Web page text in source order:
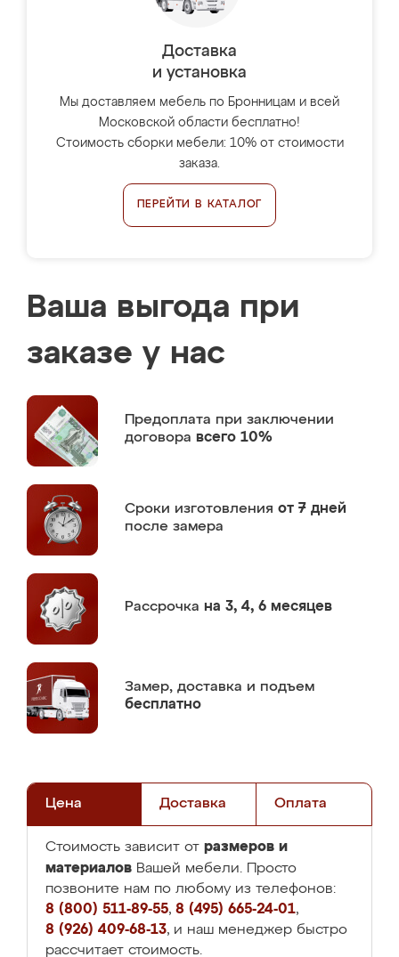
Доставка
и установка
Мы доставляем мебель по Бронницам и всей
Московской области бесплатно!
Стоимость сборки мебели: 10% от стоимости
заказа.
ПЕРЕЙТИ В КАТАЛОГ
Ваша выгода при
заказе у нас
Предоплата при заключении
договора всего 10%
Сроки изготовления от 7 дней
после замера
Рассрочка на 3, 4, 6 месяцев
Замер, доставка и подъем
бесплатно
Цена Доставка Оплата
Стоимость зависит от размеров и
материалов Вашей мебели. Просто
позвоните нам по любому из телефонов:
8 (800) 511-89-55, 8 (495) 665-24-01,
8 (926) 409-68-13, и наш менеджер быстро
рассчитает стоимость.